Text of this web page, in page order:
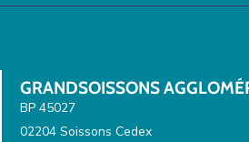
GRANDSOISSONS
BP 45027
02204 Soissons Cedex